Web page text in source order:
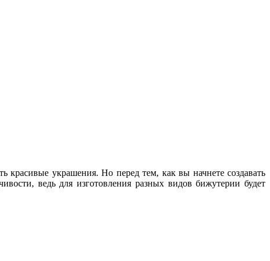
красивые украшения. Но перед тем, как вы начнете создавать
ведь для изготовления разных видов бижутерии будет